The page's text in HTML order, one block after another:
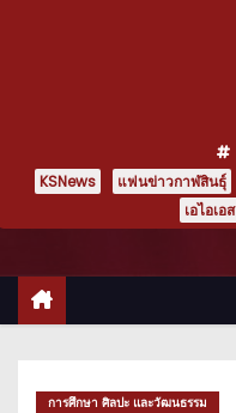
KSNews แฟนข่าวกาฬสินธุ์
เอไอเอส
การศึกษา ศิลปะ และวัฒนธรรม